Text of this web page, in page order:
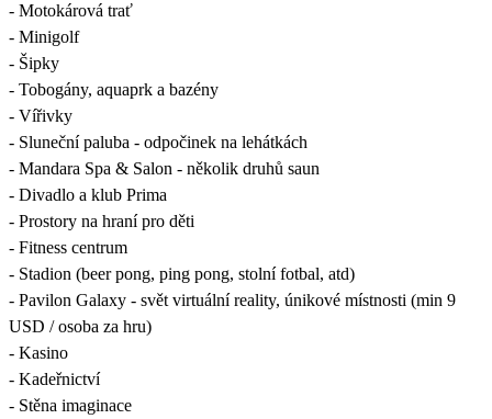
- Motokárová trať
- Minigolf
- Šipky
- Tobogány, aquaprk a bazény
- Vířivky
- Sluneční paluba - odpočinek na lehátkách
- Mandara Spa & Salon - několik druhů saun
- Divadlo a klub Prima
- Prostory na hraní pro děti
- Fitness centrum
- Stadion (beer pong, ping pong, stolní fotbal, atd)
- Pavilon Galaxy - svět virtuální reality, únikové místnosti (min 9
USD / osoba za hru)
- Kasino
- Kadeřnictví
- Stěna imaginace